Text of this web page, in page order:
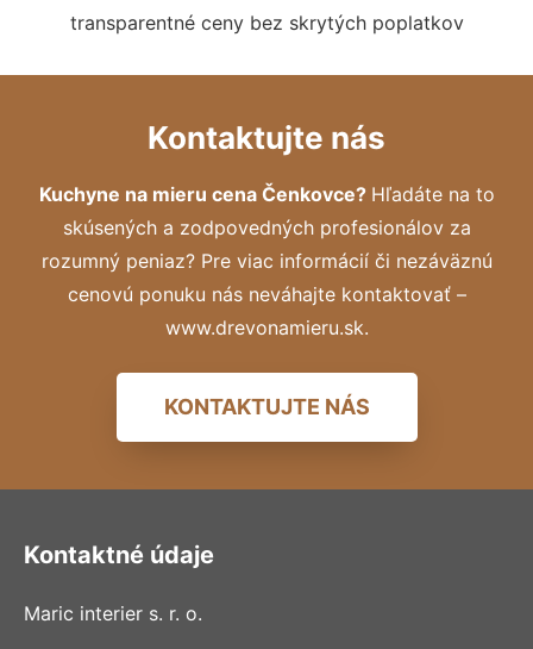
transparentné ceny bez skrytých poplatkov
Kontaktujte nás
Kuchyne na mieru cena Čenkovce? Hľadáte na to
skúsených a zodpovedných profesionálov za
rozumný peniaz? Pre viac informácií či nezáväznú
cenovú ponuku nás neváhajte kontaktovať –
www.drevonamieru.sk.
KONTAKTUJTE NÁS
Kontaktné údaje
Maric interier s. r. o.